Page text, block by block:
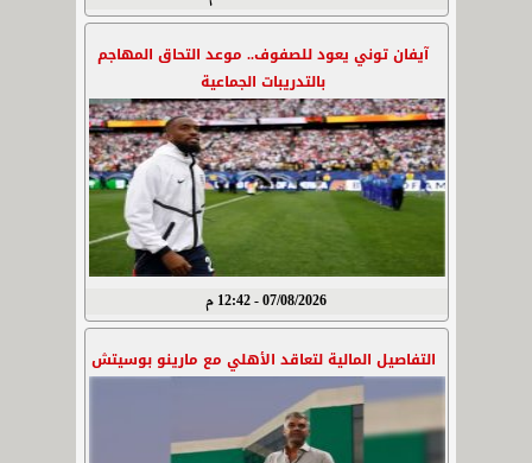
آيفان توني يعود للصفوف.. موعد التحاق المهاجم
بالتدريبات الجماعية
07/08/2026 - 12:42 م
التفاصيل المالية لتعاقد الأهلي مع مارينو بوسيتش